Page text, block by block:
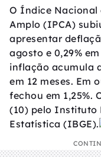
O Índice Nacional
Amplo (IPCA)
apresentar
agosto e 0,29%
inflação acumula
em 12 meses. Em
fechou em 1,25%.
(10) pelo Instituto
Estatística (IBGE).